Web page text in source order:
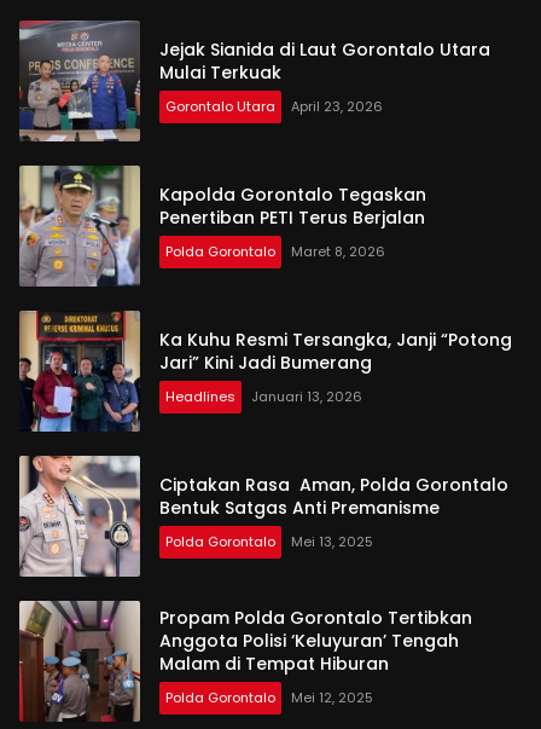
Jejak Sianida di Laut Gorontalo Utara
Mulai Terkuak
Gorontalo Utara April 23, 2026
Kapolda Gorontalo Tegaskan
Penertiban PETI Terus Berjalan
Polda Gorontalo Maret 8, 2026
Ka Kuhu Resmi Tersangka, Janji “Potong
Jari” Kini Jadi Bumerang
Headlines Januari 13, 2026
Ciptakan Rasa Aman, Polda Gorontalo
Bentuk Satgas Anti Premanisme
Polda Gorontalo Mei 13, 2025
Propam Polda Gorontalo Tertibkan
Anggota Polisi ‘Keluyuran’ Tengah
Malam di Tempat Hiburan
Polda Gorontalo Mei 12, 2025